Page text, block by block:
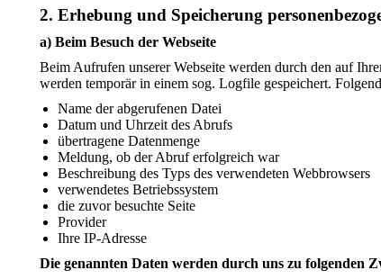
2. Erhebung und Speicherung
a) Beim Besuch der Webseite
Beim Aufrufen unserer Webseite werden durch den auf
werden temporär in einem sog. Logfile gespeichert.
Name der abgerufenen Datei
Datum und Uhrzeit des Abrufs
übertragene Datenmenge
Meldung, ob der Abruf erfolgreich war
Beschreibung des Typs des verwendeten Webbrowsers
verwendetes Betriebssystem
die zuvor besuchte Seite
Provider
Ihre IP-Adresse
Die genannten Daten werden durch uns zu folgenden